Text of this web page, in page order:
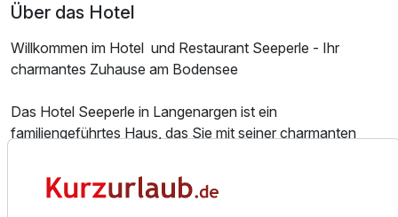
Doppelzimmer Gartenblick
Über das Hotel
Willkommen im Hotel und Restaurant Seeperle - Ihr
charmantes Zuhause am Bodensee
Das Hotel Seeperle in Langenargen ist ein
familiengeführtes Haus, das Sie mit seiner charmanten
verzaubern wird. Eingebettet in die malerische Landschaft
des Bodensees, genießen Sie hier einen unvergesslichen